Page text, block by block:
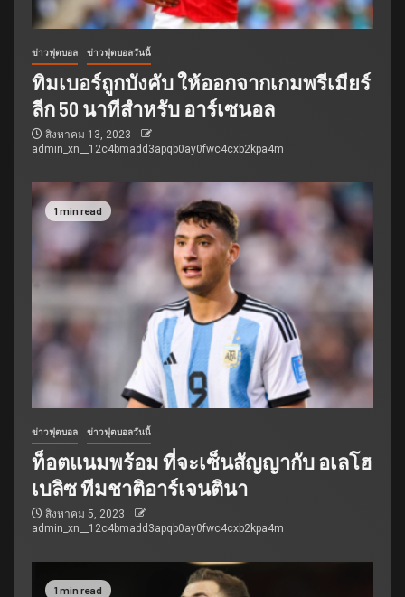
ข่าวฟุตบอล ข่าวฟุตบอลวันนี้
ทิมเบอร์ถูกบังคับ ให้ออกจากเกมพรีเมียร์
ลีก 50 นาทีสำหรับ อาร์เซนอล
สิงหาคม 13, 2023
admin_xn__12c4bmadd3apqb0ay0fwc4cxb2kpa4m
1 min read
ข่าวฟุตบอล ข่าวฟุตบอลวันนี้
ท็อตแนมพร้อม ที่จะเซ็นสัญญากับ อเลโฮ
เบลิซ ทีมชาติอาร์เจนตินา
สิงหาคม 5, 2023
admin_xn__12c4bmadd3apqb0ay0fwc4cxb2kpa4m
1 min read